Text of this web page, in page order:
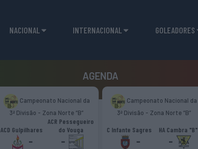
NACIONAL INTERNACIONAL GOLEADORES
AGENDA
Campeonato Nacional da
3ª Divisão - Zona Norte “B”
ACD Gulpilhares
-
ACR Pessegueiro
do Vouga
-
Campeonato Nacional da
3ª Divisão - Zona Norte “B”
C Infante Sagres
-
HA Cambra "B"
-